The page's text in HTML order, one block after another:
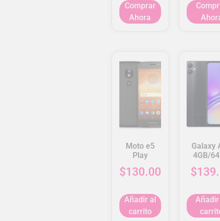
Comprar
Ahora
Moto e5
Play
$130.00
Añadir al
carrito
Galaxy
4GB/
$